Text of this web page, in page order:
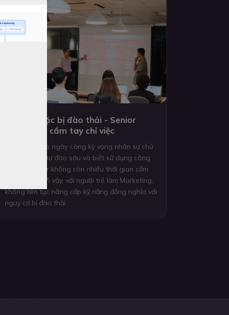
Tự học hoặc bị đào thải - Senior
không còn cầm tay chỉ việc
Doanh nghiệp ngày càng kỳ vọng nhân sự chủ
động tự học, tự đào sâu và biết sử dụng công
cụ mới. Senior không còn nhiều thời gian cầm
tay chỉ việc. Vì vậy, với người trẻ làm Marketing,
không liên tục nâng cấp kỹ năng đồng nghĩa với
nguy cơ bị đào thải.